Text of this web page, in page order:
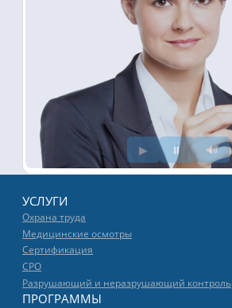
▶ ⏸ 🔊
УСЛУГИ
Охрана труда
Медицинские осмотры
Сертификация
СРО
Разрушающий и неразрушающий контроль
ПРОГРАММЫ